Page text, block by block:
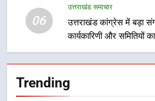
06
उत्तराखंड समाचार
उत्तराखंड कांग्रेस में बड़ा
कार्यकारिणी और समितियों
Trending
न्याय पंचायत
प्रतिभा का
उत्तराखंड समाचार
अभियुक्तों को